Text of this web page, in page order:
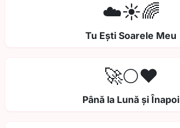
☁️☀️🌈
Tu Ești Soarele Meu
🚀🌕❤️
Până la Lună și Înapoi